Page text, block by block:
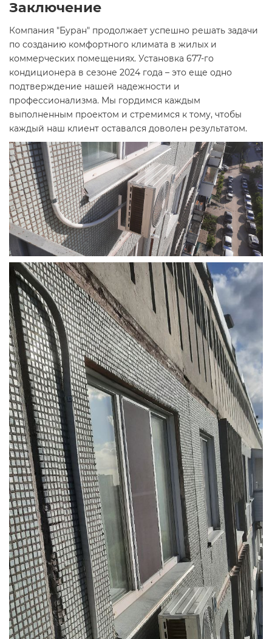
Заключение
Компания "Буран" продолжает успешно решать задачи
по созданию комфортного климата в жилых и
коммерческих помещениях. Установка 677-го
кондиционера в сезоне 2024 года – это еще одно
подтверждение нашей надежности и
профессионализма. Мы гордимся каждым
выполненным проектом и стремимся к тому, чтобы
каждый наш клиент оставался доволен результатом.